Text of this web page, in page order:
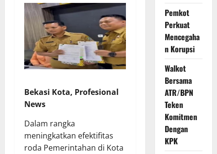
Bekasi Kota, Profesional
News
Dalam rangka
meningkatkan efektifitas
roda Pemerintahan di Kota
Pemkot
Perkuat
Mencegaha
n Korupsi
Walkot
Bersama
ATR/BPN
Teken
Komitmen
Dengan
KPK